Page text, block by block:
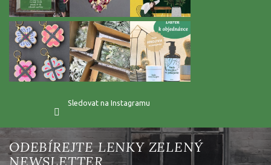
Sledovat na Instagramu